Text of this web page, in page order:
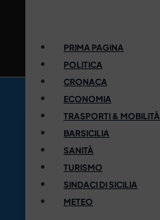
PRIMA PAGINA
POLITICA
CRONACA
ECONOMIA
TRASPORTI & MOBILITÀ
BARSICILIA
SANITÀ
TURISMO
SINDACI DI SICILIA
METEO